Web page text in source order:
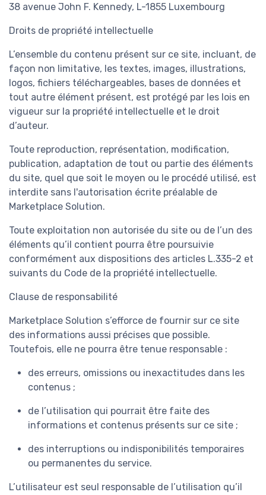
38 avenue John F. Kennedy, L-1855 Luxembourg
Droits de propriété intellectuelle
L’ensemble du contenu présent sur ce site, incluant, de
façon non limitative, les textes, images, illustrations,
logos, fichiers téléchargeables, bases de données et
tout autre élément présent, est protégé par les lois en
vigueur sur la propriété intellectuelle et le droit
d’auteur.
Toute reproduction, représentation, modification,
publication, adaptation de tout ou partie des éléments
du site, quel que soit le moyen ou le procédé utilisé, est
interdite sans l'autorisation écrite préalable de
Marketplace Solution.
Toute exploitation non autorisée du site ou de l’un des
éléments qu’il contient pourra être poursuivie
conformément aux dispositions des articles L.335-2 et
suivants du Code de la propriété intellectuelle.
Clause de responsabilité
Marketplace Solution s’efforce de fournir sur ce site
des informations aussi précises que possible.
Toutefois, elle ne pourra être tenue responsable :
des erreurs, omissions ou inexactitudes dans les
contenus ;
de l’utilisation qui pourrait être faite des
informations et contenus présents sur ce site ;
des interruptions ou indisponibilités temporaires
ou permanentes du service.
L’utilisateur est seul responsable de l’utilisation qu’il